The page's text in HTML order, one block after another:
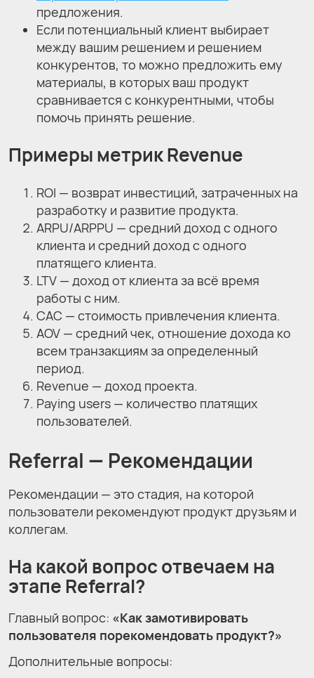
предложения.
Если потенциальный клиент выбирает
между вашим решением и решением
конкурентов, то можно предложить ему
материалы, в которых ваш продукт
сравнивается с конкурентными, чтобы
помочь принять решение.
Примеры метрик Revenue
ROI — возврат инвестиций, затраченных на
разработку и развитие продукта.
ARPU/ARPPU — средний доход с одного
клиента и средний доход с одного
платящего клиента.
LTV — доход от клиента за всё время
работы с ним.
CAC — стоимость привлечения клиента.
AOV — средний чек, отношение дохода ко
всем транзакциям за определенный
период.
Revenue — доход проекта.
Paying users — количество платящих
пользователей.
Referral — Рекомендации
Рекомендации — это стадия, на которой
пользователи рекомендуют продукт друзьям и
коллегам.
На какой вопрос отвечаем на
этапе Referral?
Главный вопрос: «Как замотивировать
пользователя порекомендовать продукт?»
Дополнительные вопросы: